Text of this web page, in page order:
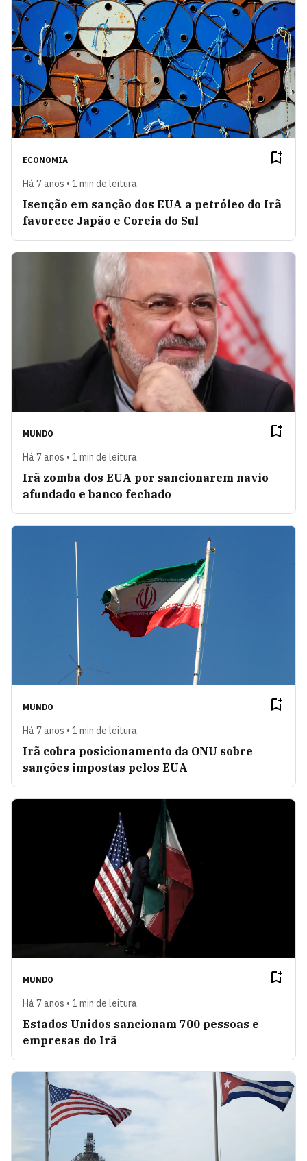
ECONOMIA
Há 7 anos • 1 min de leitura
Isenção em sanção dos EUA a petróleo do Irã
favorece Japão e Coreia do Sul
MUNDO
Há 7 anos • 1 min de leitura
Irã zomba dos EUA por sancionarem navio
afundado e banco fechado
MUNDO
Há 7 anos • 1 min de leitura
Irã cobra posicionamento da ONU sobre
sanções impostas pelos EUA
MUNDO
Há 7 anos • 1 min de leitura
Estados Unidos sancionam 700 pessoas e
empresas do Irã